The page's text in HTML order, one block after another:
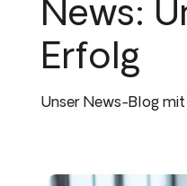
News:
Erfolg
Unser News-Blog mit